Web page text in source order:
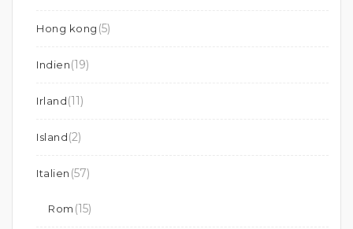
Hong kong (5)
Indien(19)
Irland(11)
Island(2)
Italien (57)
Rom (15)